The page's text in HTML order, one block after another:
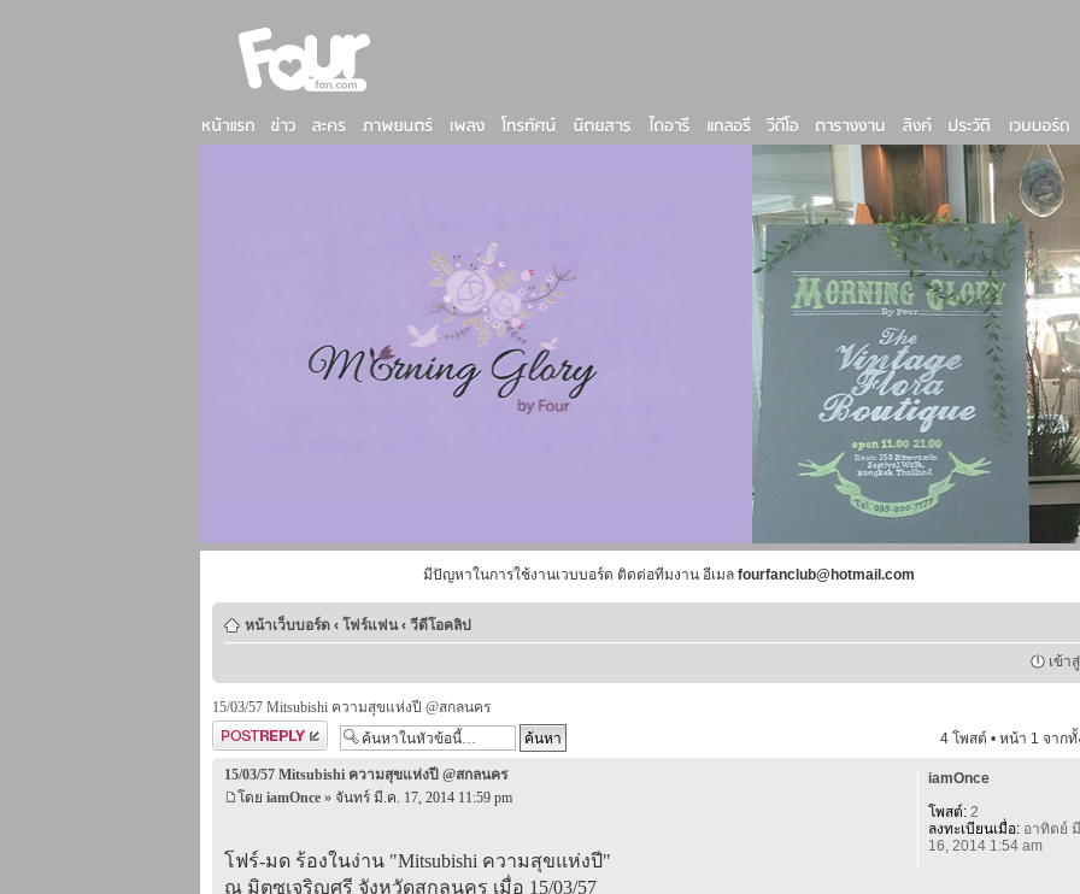
มีปัญหาในการใช้งานเวบบอร์ด ติดต่อทีมงาน อีเมล fourfanclub@hotmail.com
หน้าเว็บบอร์ด ‹ โฟร์แฟน ‹ วีดีโอคลิป
เข้า
15/03/57 Mitsubishi ความสุขแห่งปี @สกลนคร
ตอบกระทู้
4 โพสต์ • หน้า 1 จาก
15/03/57 Mitsubishi ความสุขแห่งปี @สกลนคร
โดย iamOnce » จันทร์ มี.ค. 17, 2014 11:59 pm
โฟร์-มด ร้องในง่าน "Mitsubishi ความสุขแห่งปี"
ณ มิตซูเจริญศรี จังหวัดสกลนคร เมื่อ 15/03/57
iamOnce
โพสต์:2
ลงทะเบียนเมื่อ:อาทิตย์
16, 2014 1:54 am